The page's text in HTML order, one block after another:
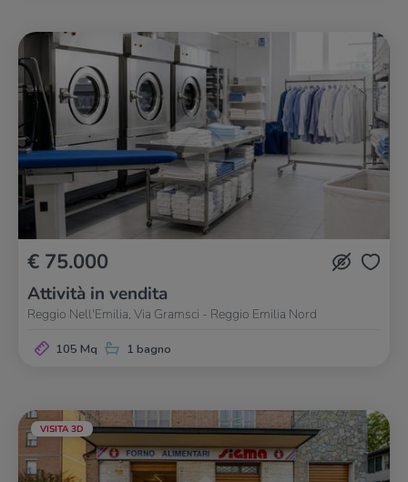
€ 75.000
Attività in vendita
Reggio Nell'Emilia, Via Gramsci - Reggio Emilia Nord
105 Mq 1 bagno
VISITA 3D